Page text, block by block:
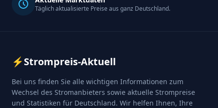
Täglich aktualisierte Preise aus ganz Deutschland.
⚡Strompreis-Aktuell
Bei uns finden Sie alle wichtigen Informationen zum
Wechsel des Stromanbieters sowie aktuelle Strompreise
und Statistiken für Deutschland. Wir helfen Ihnen, Ihre